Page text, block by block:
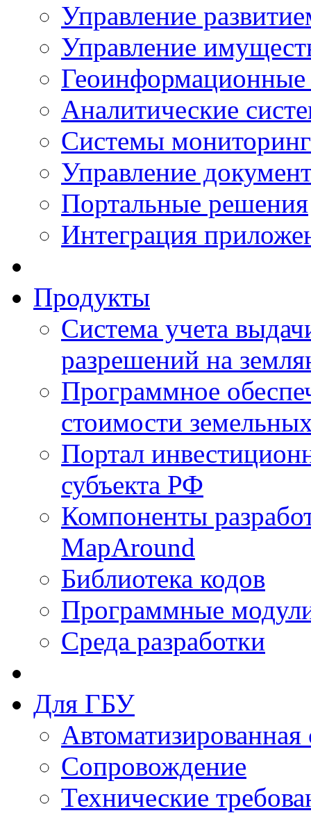
Управление
Управление
Аналитические
Системы
Управление
Портальные решения
Интеграция
Продукты
Система учета
разрешений на
Программное
стоимости
Портал
субъекта РФ
Компоненты
MapAround
Библиотека кодов
Программные
Среда разработки
Для ГБУ
Сопровождение
Технические